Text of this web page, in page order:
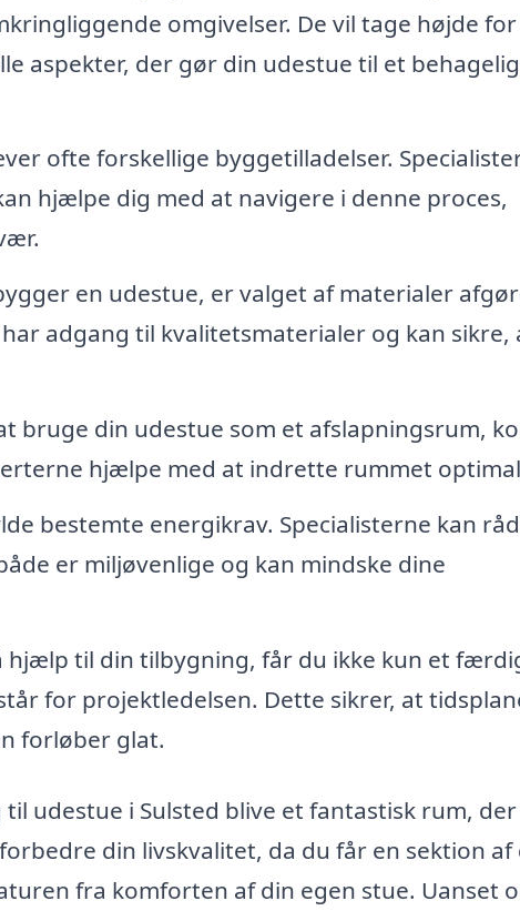
omgivelser. De vil tage højde for
aspekter, der gør din udestue til et
ofte forskellige byggetilladelser.
hjælpe dig med at navigere i denne proces,
en udestue, er valget af materialer
adgang til kvalitetsmaterialer og kan sikre,
bruge din udestue som et afslapningsrum,
hjælpe med at indrette rummet
bestemte energikrav. Specialisterne kan
er miljøvenlige og kan mindske dine
hjælp til din tilbygning, får du ikke kun et
for projektledelsen. Dette sikrer, at
forløber glat.
udestue i Sulsted blive et fantastisk rum, der
din livskvalitet, da du får en sektion af
fra komforten af din egen stue. Uanset